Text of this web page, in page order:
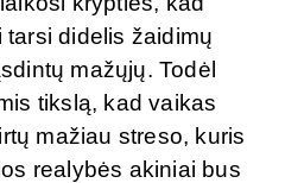
didelis žaidimų
mažųjų. Todėl
tikslą, kad vaikas
mažiau streso, kuris
realybės akiniai bus